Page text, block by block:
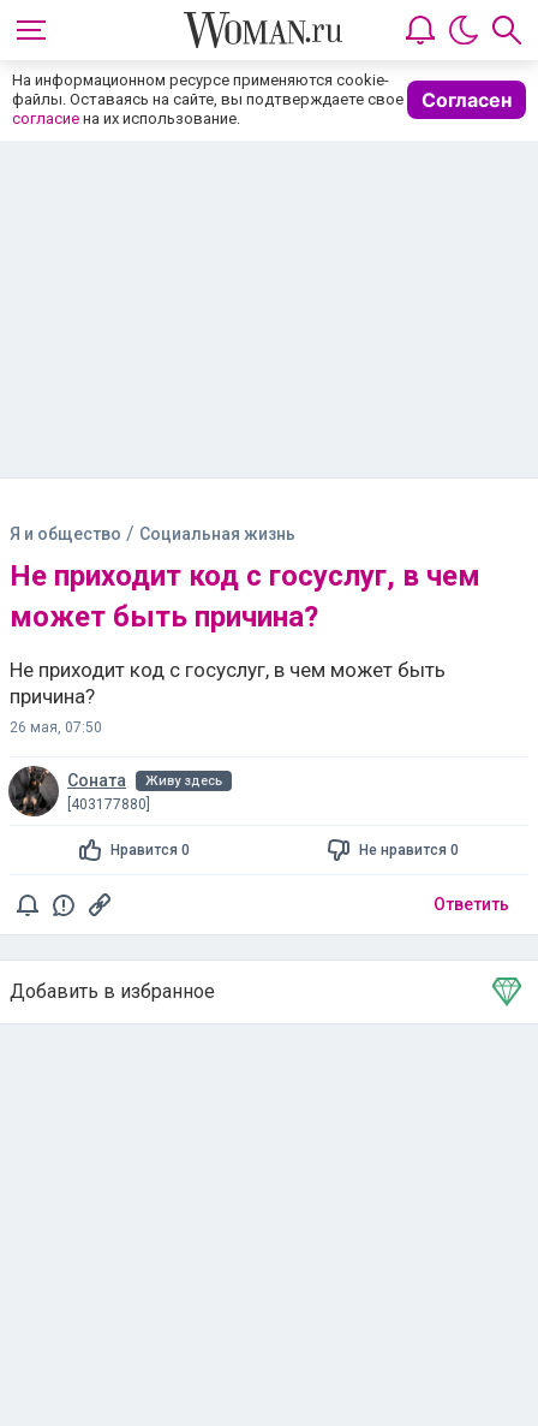
На информационном ресурсе применяются cookie-
файлы. Оставаясь на сайте, вы подтверждаете свое
согласие на их использование.
Согласен
Я и общество / Социальная жизнь
Не приходит код с госуслуг, в чем
может быть причина?
Не приходит код с госуслуг, в чем может быть
причина?
26 мая, 07:50
Соната Живу здесь
[403177880]
Нравится 0 Не нравится 0
Ответить
Добавить в избранное
Тема в избранном